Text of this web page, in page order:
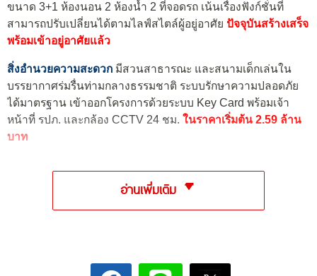
ขนาด 3+1 ห้องนอน 2 ห้องน้ำ 2 ที่จอดรถ เน้นเรื่องฟังก์ชั่นที่
สามารถปรับเปลี่ยนได้ตามไลฟ์สไตล์ผู้อยู่อาศัย ปัจจุบันสร้างเสร็จ
พร้อมเข้าอยู่อาศัยแล้ว
สิ่งอำนวยความสะดวก มีสวนสาธารณะ และสนามเด็กเล่นใน
บรรยากาศร่มรื่นท่ามกลางธรรมชาติ ระบบรักษาความปลอดภัย
ได้มาตรฐาน เข้าออกโครงการด้วยระบบ Key Card พร้อมเจ้า
หน้าที่ รปภ. และกล้อง CCTV 24 ชม. ในราคาเริ่มต้น 2.59 ล้าน
บาท
อ่านเพิ่มเติม